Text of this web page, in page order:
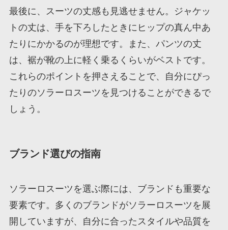
最後に、スーツの丈感も見逃せません。ジャケッ
トの丈は、手を下ろしたときにヒップの真ん中あ
たりにかかるのが理想です。また、パンツの丈
は、裾が靴の上に軽く乗るくらいがベストです。
これらのポイントを押さえることで、自分にぴっ
たりのソラーロスーツを見つけることができるで
しょう。
ブランド選びの指南
ソラーロスーツを選ぶ際には、ブランドも重要な
要素です。多くのブランドがソラーロスーツを展
開していますが、自分に合ったスタイルや品質を